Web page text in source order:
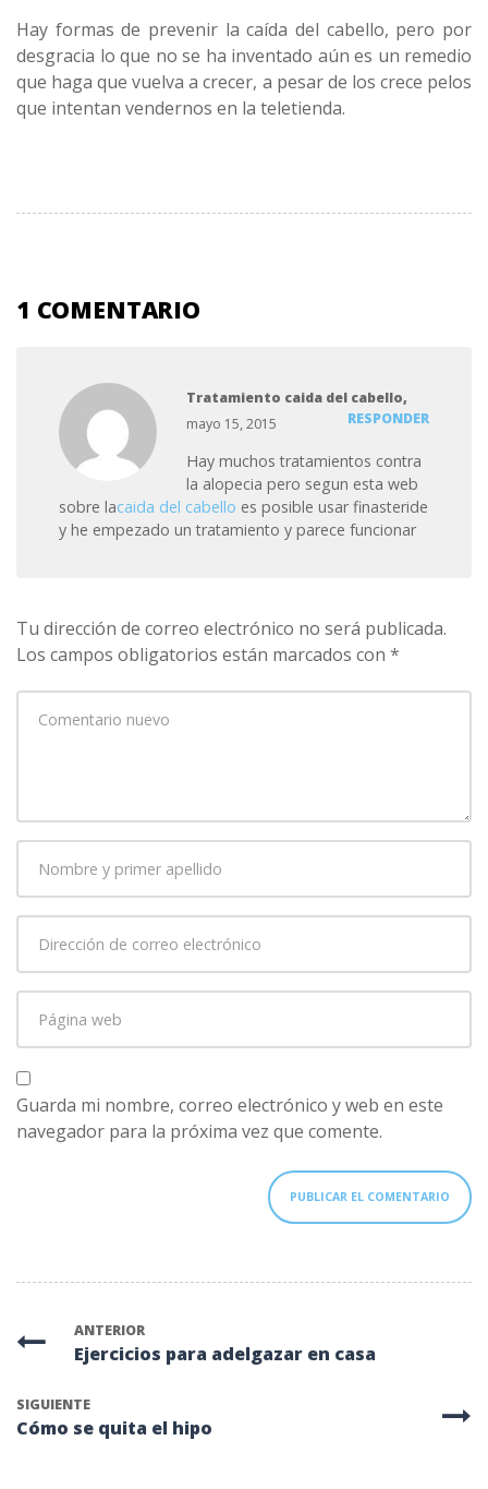
Hay formas de prevenir la caída del cabello, pero por
desgracia lo que no se ha inventado aún es un remedio
que haga que vuelva a crecer, a pesar de los crece pelos
que intentan vendernos en la teletienda.
1 COMENTARIO
Tratamiento caida del cabello,
mayo 15, 2015
RESPONDER
Hay muchos tratamientos contra
la alopecia pero segun esta web
sobre lacaida del cabello es posible usar finasteride
y he empezado un tratamiento y parece funcionar
Tu dirección de correo electrónico no será publicada.
Los campos obligatorios están marcados con *
comentario*
primer
correo
web
Guarda mi nombre, correo electrónico y web en este
navegador para la próxima vez que comente.
ANTERIOR
Ejercicios para adelgazar en casa
SIGUIENTE
Cómo se quita el hipo